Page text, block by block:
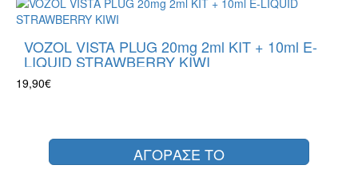
VOZOL VISTA PLUG 20mg 2ml KIT + 10ml E-
LIQUID STRAWBERRY KIWI
19,90€
ΑΓΟΡΑΣΕ ΤΟ